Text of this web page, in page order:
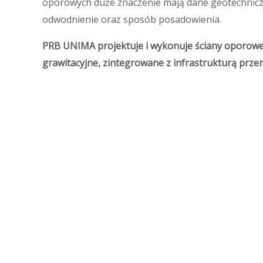
odwodnienie oraz sposób posadowienia.
PRB UNIMA projektuje i wykonuje ściany
grawitacyjne, zintegrowane z infrastrukturą